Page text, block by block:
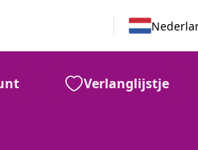
Verlanglijstje